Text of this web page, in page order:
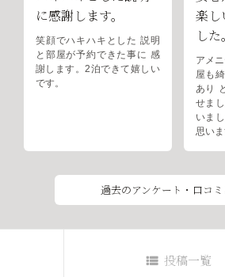
に感謝します。
笑顔でハキハキとした 説明
と部屋が予約できた事に 感
謝します。2泊できて嬉しい
です。
楽し
し
アメ
屋も
あり
せま
いま
思いま
過去のアンケート・口コ
投稿一覧